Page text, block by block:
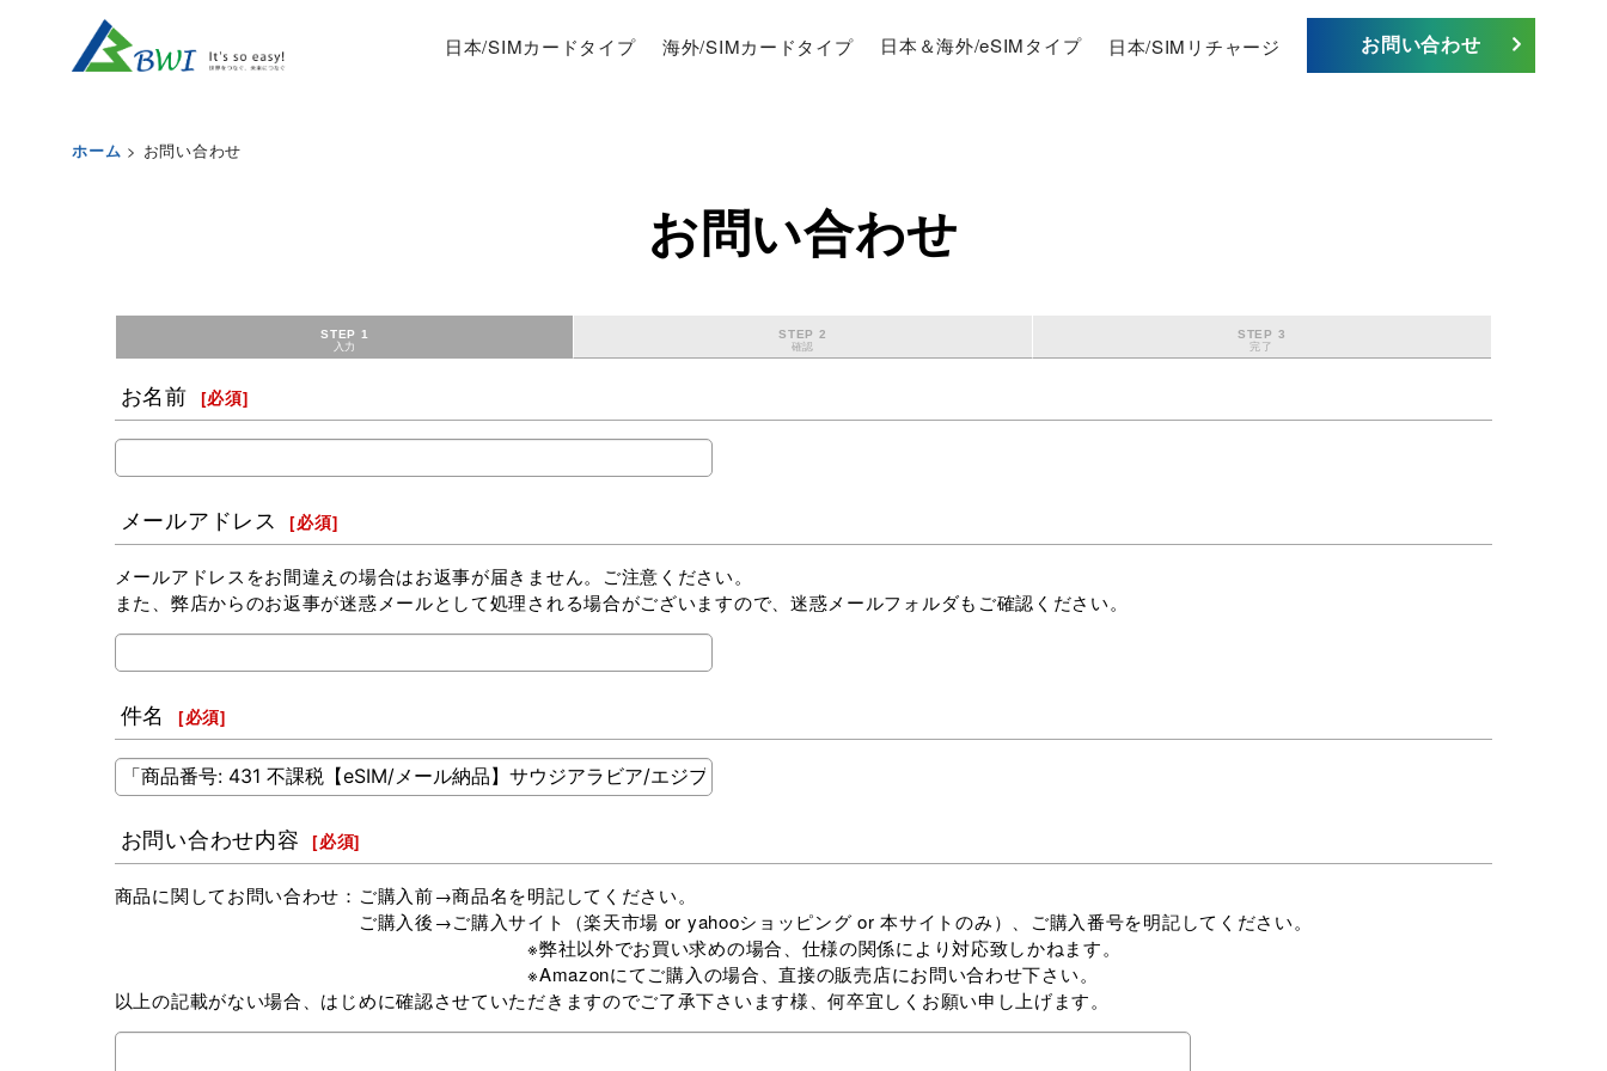
日本/SIMカードタイプ 海外/SIMカードタイプ 日本＆海外/eSIMタイプ 日本/SIMリチャージ お問い合わせ
ホーム > お問い合わせ
お問い合わせ
STEP 1
入力
STEP 2
確認
STEP 3
完了
お名前 [必須]
メールアドレス [必須]
メールアドレスをお間違えの場合はお返事が届きません。ご注意ください。
また、弊店からのお返事が迷惑メールとして処理される場合がございますので、迷惑メールフォルダもご確認ください。
件名 [必須]
お問い合わせ内容 [必須]
商品に関してお問い合わせ：ご購入前→商品名を明記してください。
ご購入後→ご購入サイト（楽天市場 or yahooショッピング or 本サイトのみ）、ご購入番号を明記してください。
※弊社以外でお買い求めの場合、仕様の関係により対応致しかねます。
※Amazonにてご購入の場合、直接の販売店にお問い合わせ下さい。
以上の記載がない場合、はじめに確認させていただきますのでご了承下さいます様、何卒宜しくお願い申し上げます。